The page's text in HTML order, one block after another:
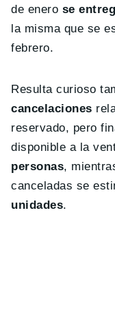
de enero se
la misma que se
febrero.
Resulta curioso
cancelaciones
reservado, pero
disponible a la
personas,
canceladas se
unidades.